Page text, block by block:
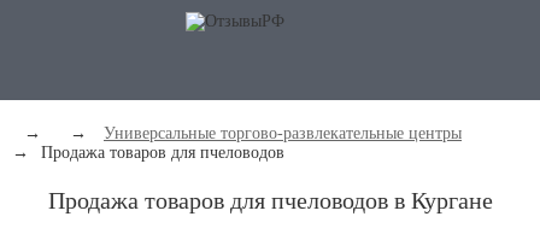
→ →
Универсальные торгово-развлекательные центры
→
Продажа товаров для пчеловодов
Продажа товаров для пчеловодов в Кургане